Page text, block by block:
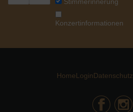
Konzertinformationen
HomeLoginDatenschutz